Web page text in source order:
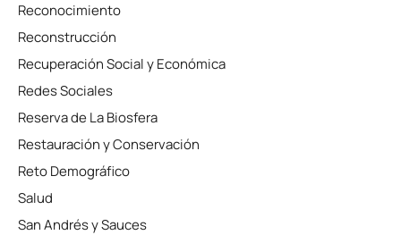
Reconocimiento
Reconstrucción
Recuperación Social y Económica
Redes Sociales
Reserva de La Biosfera
Restauración y Conservación
Reto Demográfico
Salud
San Andrés y Sauces